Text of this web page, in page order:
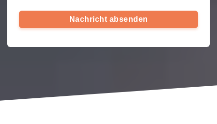
Nachricht absenden